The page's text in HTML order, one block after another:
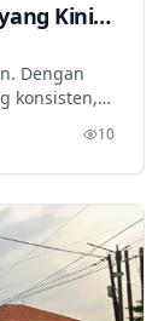
Kini
Dengan
konsisten,
yang
10